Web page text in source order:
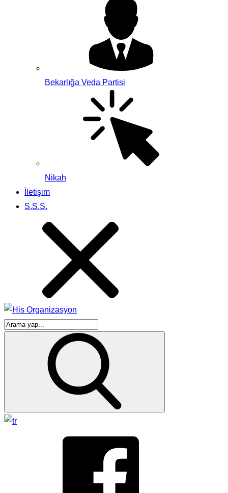
Bekarlığa Veda Partisi
Nikah
İletişim
S.S.S.